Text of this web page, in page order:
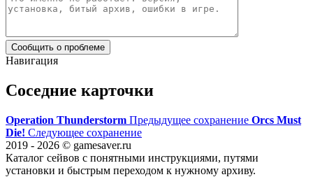
Сообщить о проблеме
Навигация
Соседние карточки
Operation Thunderstorm Предыдущее сохранение Orcs Must
Die! Следующее сохранение
2019 - 2026 © gamesaver.ru
Каталог сейвов с понятными инструкциями, путями
установки и быстрым переходом к нужному архиву.